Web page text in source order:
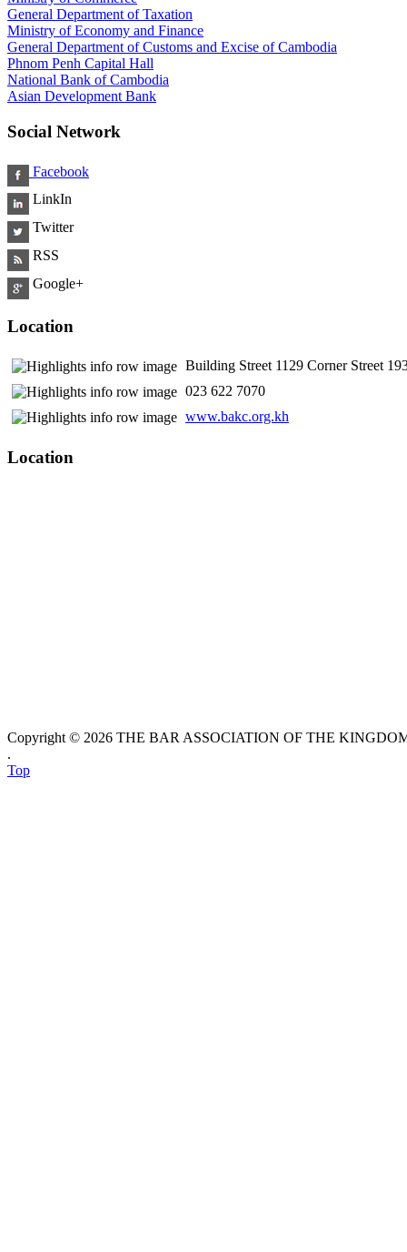
General Department of Taxation
Ministry of Economy and Finance
General Department of Customs and Excise of Cambodia
Phnom Penh Capital Hall
National Bank of Cambodia
Asian Development Bank
Social Network
Facebook
LinkIn
Twitter
RSS
Google+
Location
Building Street 1129 Corner Street
​ 023 622 7070
www.bakc.org.kh
Location
Copyright © 2026 THE BAR ASSOCIATION OF THE
.
Top